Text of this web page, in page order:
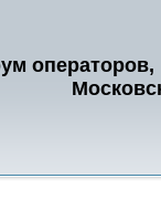
операторов,